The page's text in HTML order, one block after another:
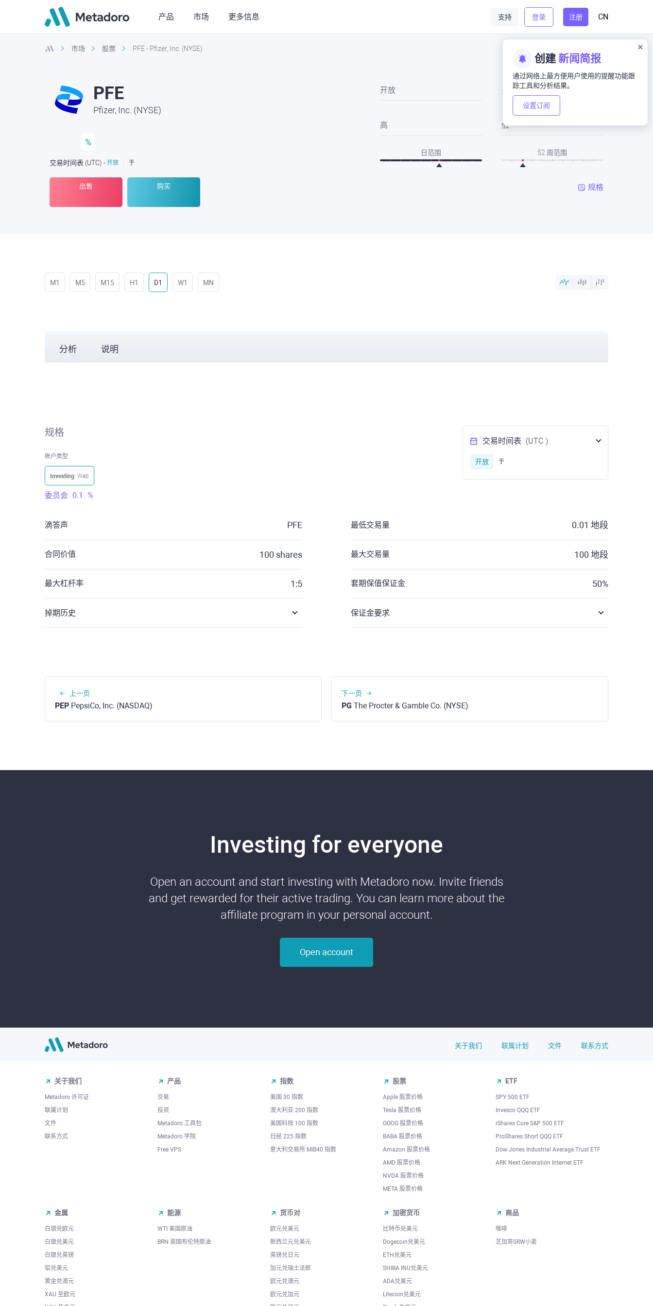
产品 市场 更多信息 支持 登录 注册 CN
创建 新闻简报
通过网络上最方便用户使用的提醒功能跟
踪工具和分析结果。
设置订阅
市场 股票 PFE - Pfizer, Inc. (NYSE)
PFE
Pfizer, Inc. (NYSE)
%
交易时间表 (UTC) - 开放 于
出售 购买
开放 关闭
高 低
日范围 52 周范围
规格
M1 M5 M15 H1 D1 W1 MN
分析 说明
规格
账户类型
Investing: Web
委员会 0.1 %
交易时间表 (UTC )
开放 于
滴答声 PFE
合同价值 100 shares
最大杠杆率 1:5
掉期历史
最低交易量 0.01 地段
最大交易量 100 地段
套期保值保证金 50%
保证金要求
上一页
PEP PepsiCo, Inc. (NASDAQ)
下一页
PG The Procter & Gamble Co. (NYSE)
Investing for everyone
Open an account and start investing with Metadoro now. Invite friends
and get rewarded for their active trading. You can learn more about the
affiliate program in your personal account.
Open account
关于我们 联属计划 文件 联系方式
关于我们
Metadoro 许可证
联属计划
文件
联系方式
产品
交易
投资
Metadoro 工具包
Metadoro 学院
Free VPS
指数
美国 30 指数
澳大利亚 200 指数
美国科技 100 指数
日经 225 指数
意大利交易所 MIB40 指数
股票
Apple 股票价格
Tesla 股票价格
GOOG 股票价格
BABA 股票价格
Amazon 股票价格
AMD 股票价格
NVDA 股票价格
META 股票价格
ETF
SPY 500 ETF
Invesco QQQ ETF
iShares Core S&P 500 ETF
ProShares Short QQQ ETF
Dow Jones Industrial Average Trust ETF
ARK Next Generation Internet ETF
金属
白银兑欧元
白银兑美元
白银兑英镑
铝兑美元
黄金兑澳元
XAU 至欧元
能源
WTI 美国原油
BRN 英国布伦特原油
货币对
欧元兑美元
新西兰元兑美元
英镑兑日元
加元兑瑞士法郎
欧元兑澳元
欧元兑加元
加密货币
比特币兑美元
Dogecoin兑美元
ETH兑美元
SHIBA INU兑美元
ADA兑美元
Litecoin兑美元
商品
咖啡
芝加哥SRW小麦